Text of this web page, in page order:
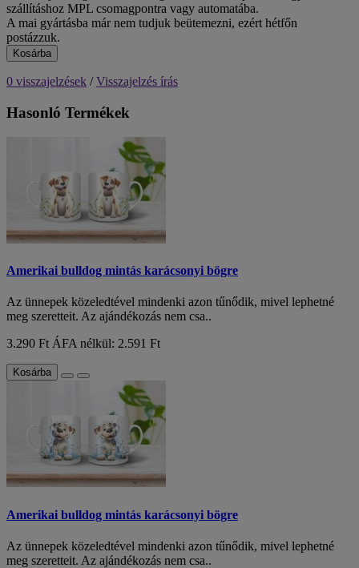
szállításhoz MPL csomagpontra vagy automatába.
A mai gyártásba már nem tudjuk beütemezni, ezért hétfőn
postázzuk.
Kosárba
0 visszajelzések /Visszajelzés írás
Hasonló Termékek
Amerikai bulldog mintás karácsonyi bögre
Az ünnepek közeledtével mindenki azon tűnődik, mivel lephetné
meg szeretteit. Az ajándékozás nem csa..
3.290 Ft ÁFA nélkül: 2.591 Ft
Kosárba
Amerikai bulldog mintás karácsonyi bögre
Az ünnepek közeledtével mindenki azon tűnődik, mivel lephetné
meg szeretteit. Az ajándékozás nem csa..